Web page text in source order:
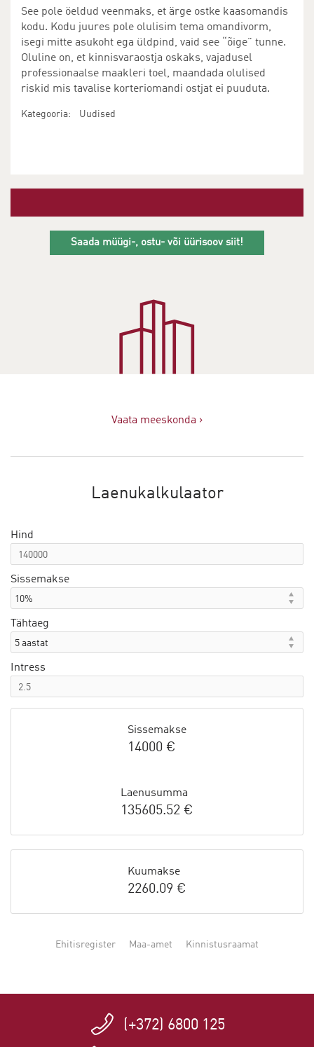
See pole öeldud veenmaks, et ärge ostke kaasomandis
kodu. Kodu juures pole olulisim tema omandivorm,
isegi mitte asukoht ega üldpind, vaid see “õige” tunne.
Oluline on, et kinnisvaraostja oskaks, vajadusel
professionaalse maakleri toel, maandada olulised
riskid mis tavalise korteriomandi ostjat ei puuduta.
Kategooria: Uudised
Saada müügi-, ostu- või üürisoov siit!
Vaata meeskonda ›
Laenukalkulaator
Hind
Sissemakse
Tähtaeg
Intress
Sissemakse
14000 €
Laenusumma
135605.52 €
Kuumakse
2260.09 €
Ehitisregister Maa-amet Kinnistusraamat
(+372) 6800 125